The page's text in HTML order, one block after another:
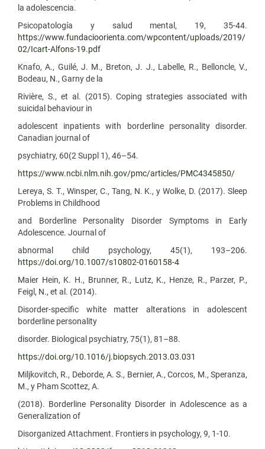
la adolescencia.
Psicopatología y salud mental, 19, 35-44.
https://www.fundacioorienta.com/wpcontent/uploads/2019/
02/Icart-Alfons-19.pdf
Knafo, A., Guilé, J. M., Breton, J. J., Labelle, R., Belloncle, V.,
Bodeau, N., Garny de la
Rivière, S., et al. (2015). Coping strategies associated with
suicidal behaviour in
adolescent inpatients with borderline personality disorder.
Canadian journal of
psychiatry, 60(2 Suppl 1), 46–54.
https://www.ncbi.nlm.nih.gov/pmc/articles/PMC4345850/
Lereya, S. T., Winsper, C., Tang, N. K., y Wolke, D. (2017). Sleep
Problems in Childhood
and Borderline Personality Disorder Symptoms in Early
Adolescence. Journal of
abnormal child psychology, 45(1), 193–206.
https://doi.org/10.1007/s10802-0160158-4
Maier Hein, K. H., Brunner, R., Lutz, K., Henze, R., Parzer, P.,
Feigl, N., et al. (2014).
Disorder-specific white matter alterations in adolescent
borderline personality
disorder. Biological psychiatry, 75(1), 81–88.
https://doi.org/10.1016/j.biopsych.2013.03.031
Miljkovitch, R., Deborde, A. S., Bernier, A., Corcos, M., Speranza,
M., y Pham Scottez, A.
(2018). Borderline Personality Disorder in Adolescence as a
Generalization of
Disorganized Attachment. Frontiers in psychology, 9, 1-10.